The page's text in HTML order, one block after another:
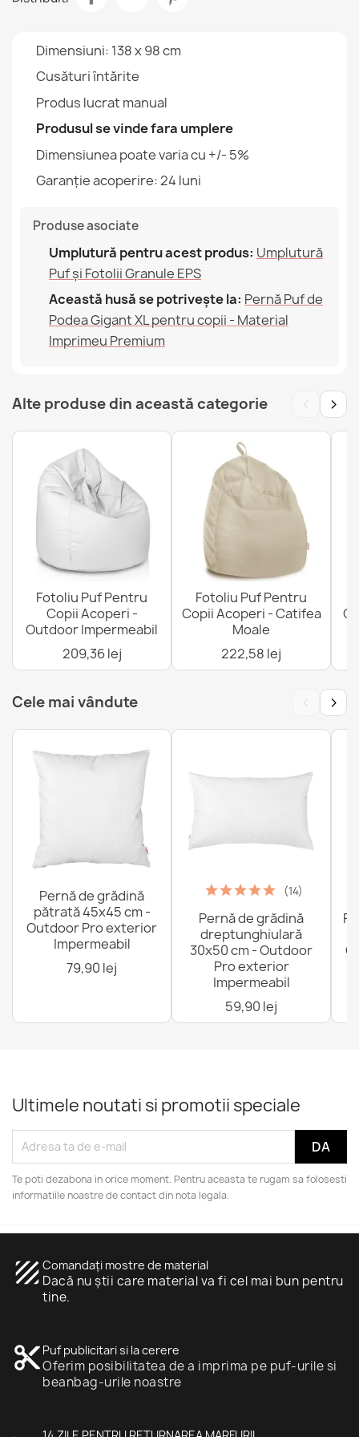
Perna Puf XLPentru Copii Acoperi - Catifea Moale
249,02 lej
Perna Puf XXL Acoperi - Outdoor Impermeabil
340,53 lej
Perna Puf XLPentru Copii Acoperi - Outdoor
234,78 lej
Perna Puf XXL Acoperi - Catifea Moale
392,39 lej
467,63 lej
Fotoliu Bean Bag Distinto Acoperi - Outdoor
Tip
Lățime 98cm
Umplutură (l) 200 L (Aprox.)
Referinte specifice
MPN POK14576-PRE
Dimensiuni: 138 x 98 cm
Cusături întărite
Produs lucrat manual
Produsul se vinde fara umplere
Dimensiunea poate varia cu +/- 5%
Garanție acoperire: 24 luni
Produse asociate
Umplutură pentru acest produs: Umplutură
Puf și Fotolii Granule EPS
Această husă se potrivește la: Pernă Puf de
Podea Gigant XL pentru copii - Material
Imprimeu Premium
Alte produse din această categorie ‹ ›
Fotoliu Puf Pentru
Copii Acoperi -
Outdoor Impermeabil
209,36 lej
Fotoliu Puf Pentru
Copii Acoperi - Catifea
Moale
222,58 lej
Cele mai vândute ‹ ›
Pernă de grădină
pătrată 45x45 cm -
Outdoor Pro exterior
Impermeabil
79,90 lej
(14)
Pernă de grădină
dreptunghiulară
30x50 cm - Outdoor
Pro exterior
Impermeabil
59,90 lej
Ultimele noutati si promotii speciale
Te poti dezabona in orice moment. Pentru aceasta te rugam sa folosesti
informatiile noastre de contact din nota legala.
texture Comandați mostre de material
Dacă nu știi care material va fi cel mai bun pentru
tine.
content_cut Puf publicitari si la cerere
Oferim posibilitatea de a imprima pe puf-urile si
beanbag-urile noastre